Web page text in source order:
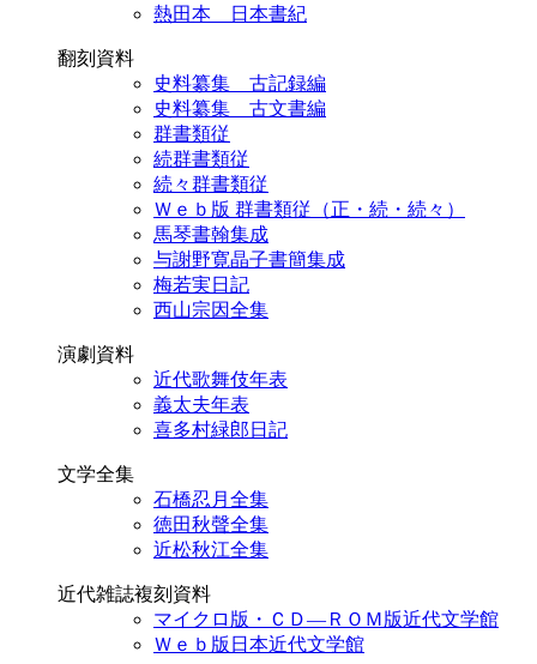
熱田本 日本書紀
翻刻資料
史料纂集 古記録編
史料纂集 古文書編
群書類従
続群書類従
続々群書類従
Ｗｅｂ版 群書類従（正・続・続々）
馬琴書翰集成
与謝野寛晶子書簡集成
梅若実日記
西山宗因全集
演劇資料
近代歌舞伎年表
義太夫年表
喜多村緑郎日記
文学全集
石橋忍月全集
徳田秋聲全集
近松秋江全集
近代雑誌複刻資料
マイクロ版・ＣＤ―ＲＯＭ版近代文学館
Ｗｅｂ版日本近代文学館